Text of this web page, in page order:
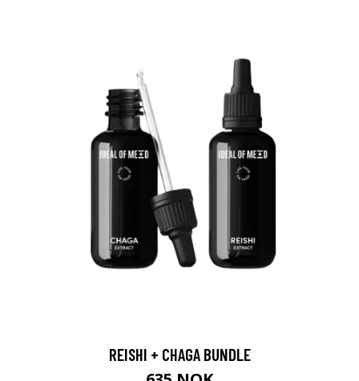
REISHI + CHAGA BUNDLE